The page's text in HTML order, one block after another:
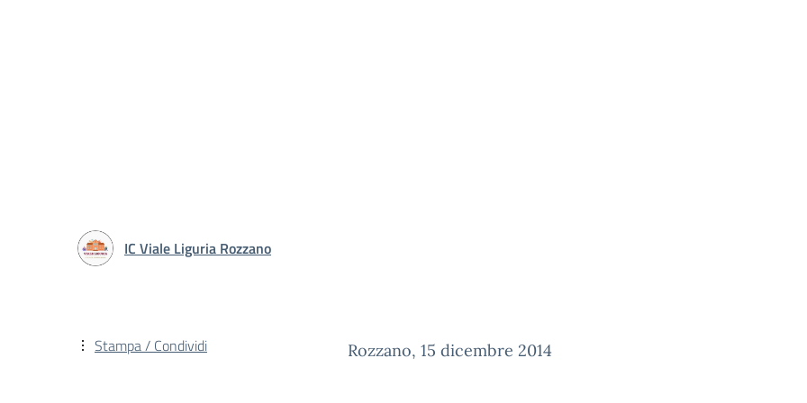
IC Viale Liguria Rozzano
Rozzano, 15 dicembre 2014
Stampa / Condividi